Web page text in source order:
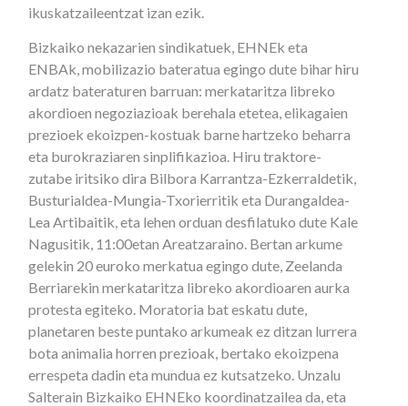
ikuskatzaileentzat izan ezik.
Bizkaiko nekazarien sindikatuek, EHNEk eta
ENBAk, mobilizazio bateratua egingo dute bihar hiru
ardatz bateraturen barruan: merkataritza libreko
akordioen negoziazioak berehala etetea, elikagaien
prezioek ekoizpen-kostuak barne hartzeko beharra
eta burokraziaren sinplifikazioa. Hiru traktore-
zutabe iritsiko dira Bilbora Karrantza-Ezkerraldetik,
Busturialdea-Mungia-Txorierritik eta Durangaldea-
Lea Artibaitik, eta lehen orduan desfilatuko dute Kale
Nagusitik, 11:00etan Areatzaraino. Bertan arkume
gelekin 20 euroko merkatua egingo dute, Zeelanda
Berriarekin merkataritza libreko akordioaren aurka
protesta egiteko. Moratoria bat eskatu dute,
planetaren beste puntako arkumeak ez ditzan lurrera
bota animalia horren prezioak, bertako ekoizpena
errespeta dadin eta mundua ez kutsatzeko. Unzalu
Salterain Bizkaiko EHNEko koordinatzailea da, eta